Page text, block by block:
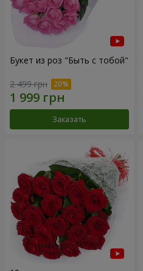
Букет из роз "Быть с тобой"
2 499 грн
Заказать